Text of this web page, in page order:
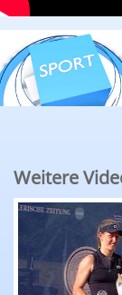
Weitere
RTF.1 -